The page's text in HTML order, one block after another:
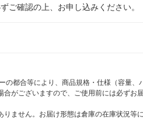
ご確認の上、お申し込みください。
都合等により、商品規格・仕様（容量、
がございますので、ご使用前には必ずお
ません。お届け形態は倉庫の在庫状況等